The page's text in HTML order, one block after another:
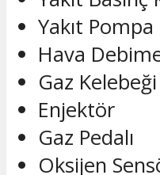
Yakıt
Hava
Gaz Kelebeği
Enjektör
Gaz Pedalı
Oksijen